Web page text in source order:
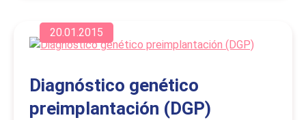
20.01.2015
Diagnóstico genético
preimplantación (DGP)